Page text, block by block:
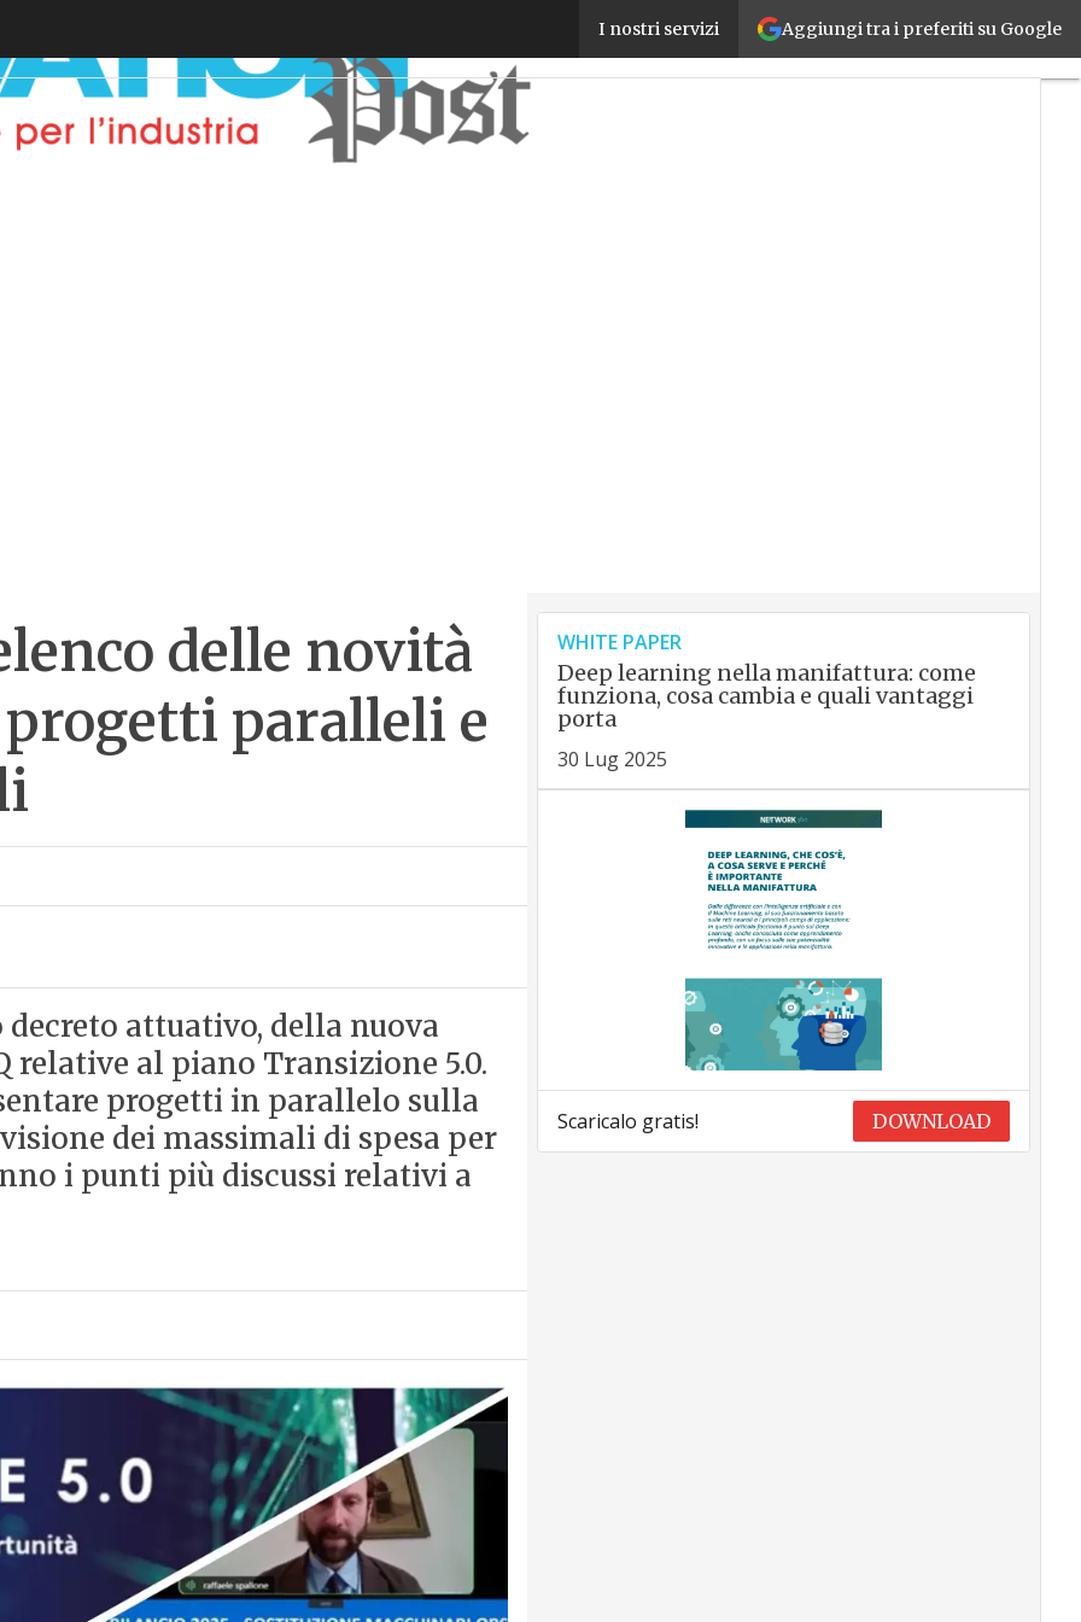
Aggiungi tra i preferiti su Google
I nostri servizi
Transizione 5.0, l’elenco delle novità in arrivo:
delle novità
paralleli e
attuativo, della nuova
relative al piano Transizione 5.0.
progetti in parallelo sulla
dei massimali di spesa per
i punti più discussi relativi a
WHITE PAPER
Deep learning nella manifattura: come
funziona, cosa cambia e quali vantaggi
porta
30 Lug 2025
Scaricalo gratis! DOWNLOAD